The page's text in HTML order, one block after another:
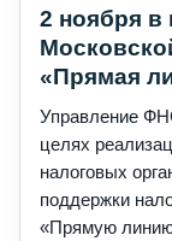
2 ноября в
«Прямая
Управление
целях
налоговых
поддержки
«Прямую